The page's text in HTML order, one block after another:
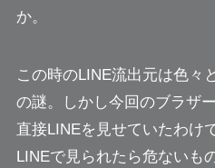
か。
この時のLINE流出元は色々
の謎。しかし今回のブラザ
直接LINEを見せていたわけ
LINEで見られたら危ないも